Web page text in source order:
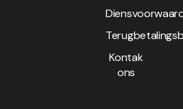
Kontak
ons